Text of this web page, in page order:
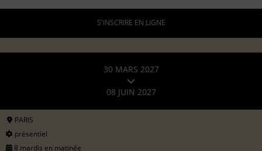
S'INSCRIRE EN LIGNE
30 MARS 2027
08 JUIN 2027
PARIS
présentiel
8 mardis en matinée